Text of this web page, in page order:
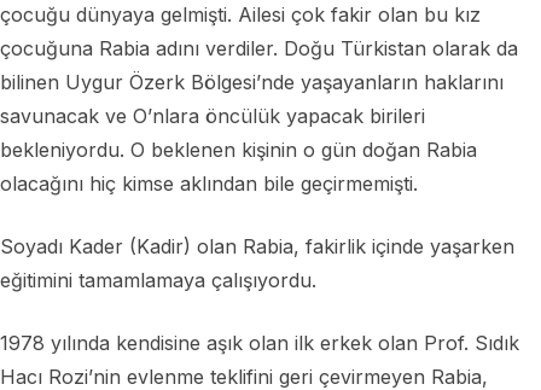
çocuğu dünyaya gelmişti. Ailesi çok fakir olan bu kız
çocuğuna Rabia adını verdiler. Doğu Türkistan olarak da
bilinen Uygur Özerk Bölgesi’nde yaşayanların haklarını
savunacak ve O’nlara öncülük yapacak birileri
bekleniyordu. O beklenen kişinin o gün doğan Rabia
olacağını hiç kimse aklından bile geçirmemişti.
Soyadı Kader (Kadir) olan Rabia, fakirlik içinde yaşarken
eğitimini tamamlamaya çalışıyordu.
1978 yılında kendisine aşık olan ilk erkek olan Prof. Sıdık
Hacı Rozi’nin evlenme teklifini geri çevirmeyen Rabia,